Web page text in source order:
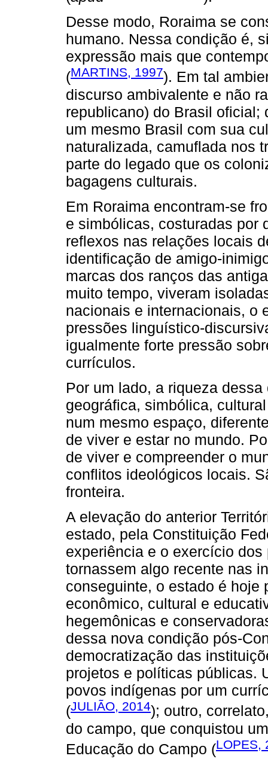
Desse modo, Roraima se
humano. Nessa condição é,
expressão mais que
(MARTINS, 1997). Em tal
discurso ambivalente e não
republicano) do Brasil
um mesmo Brasil com sua
naturalizada, camuflada nos
parte do legado que os
bagagens culturais.
Em Roraima encontram-se
e simbólicas, costuradas por
reflexos nas relações locais
identificação de amigo-
marcas dos ranços das
muito tempo, viveram
nacionais e internacionais, o
pressões linguístico-
igualmente forte pressão
currículos.
Por um lado, a riqueza
geográfica, simbólica,
num mesmo espaço,
de viver e estar no mundo.
de viver e compreender o
conflitos ideológicos locais.
fronteira.
A elevação do anterior
estado, pela Constituição
experiência e o exercício
tornassem algo recente nas
conseguinte, o estado é hoje
econômico, cultural e
hegemônicas e
dessa nova condição pós-
democratização das
projetos e políticas públicas.
povos indígenas por um
(JULIÃO, 2014); outro,
do campo, que conquistou
Educação do Campo (LOPES,